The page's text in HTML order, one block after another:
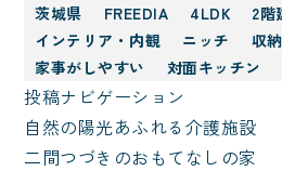
茨城県 FREEDIA 4LDK 2階
インテリア・内観
ニッチ 収
家事がしやすい
対面キッチン
投稿ナビゲーション
自然の陽光あふれる介護施設
二間つづきのおもてなしの家